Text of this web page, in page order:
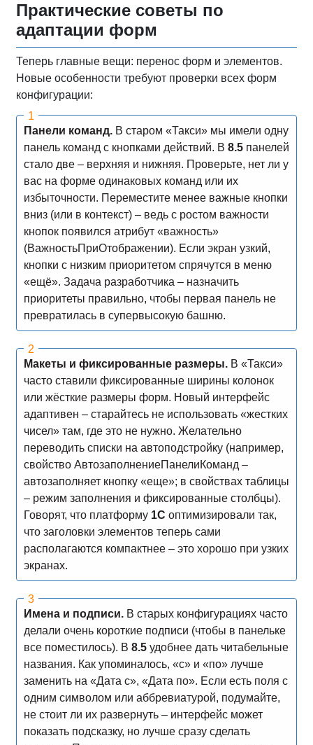
Практические советы по
адаптации форм
Теперь главные вещи: перенос форм и элементов.
Новые особенности требуют проверки всех форм
конфигурации:
Панели команд.В старом «Такси» мы имели одну
панель команд с кнопками действий. В 8.5панелей
стало две – верхняя и нижняя. Проверьте, нет ли у
вас на форме одинаковых команд или их
избыточности. Переместите менее важные кнопки
вниз (или в контекст) – ведь с ростом важности
кнопок появился атрибут «важность»
(ВажностьПриОтображении). Если экран узкий,
кнопки с низким приоритетом спрячутся в меню
«ещё». Задача разработчика – назначить
приоритеты правильно, чтобы первая панель не
превратилась в супервысокую башню.
Макеты и фиксированные размеры.В «Такси»
часто ставили фиксированные ширины колонок
или жёсткие размеры форм. Новый интерфейс
адаптивен – старайтесь не использовать «жестких
чисел» там, где это не нужно. Желательно
переводить списки на автоподстройку (например,
свойство АвтозаполнениеПанелиКоманд –
автозаполняет кнопку «еще»; в свойствах таблицы
– режим заполнения и фиксированные столбцы).
Говорят, что платформу 1С оптимизировали так,
что заголовки элементов теперь сами
располагаются компактнее – это хорошо при узких
экранах.
Имена и подписи.В старых конфигурациях часто
делали очень короткие подписи (чтобы в панельке
все поместилось). В 8.5удобнее дать читабельные
названия. Как упоминалось, «с» и «по» лучше
заменить на «Дата с», «Дата по». Если есть поля с
одним символом или аббревиатурой, подумайте,
не стоит ли их развернуть – интерфейс может
показать подсказку, но лучше сразу сделать